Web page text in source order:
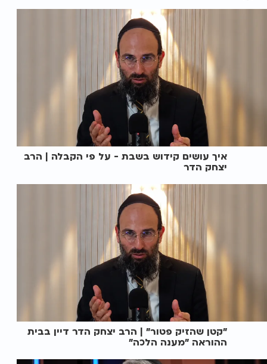
איך עושים קידוש בשבת - על פי הקבלה | הרב
יצחק הדר
"קטן שהזיק פטור" | הרב יצחק הדר דיין בבית
ההוראה "מענה הלכה"